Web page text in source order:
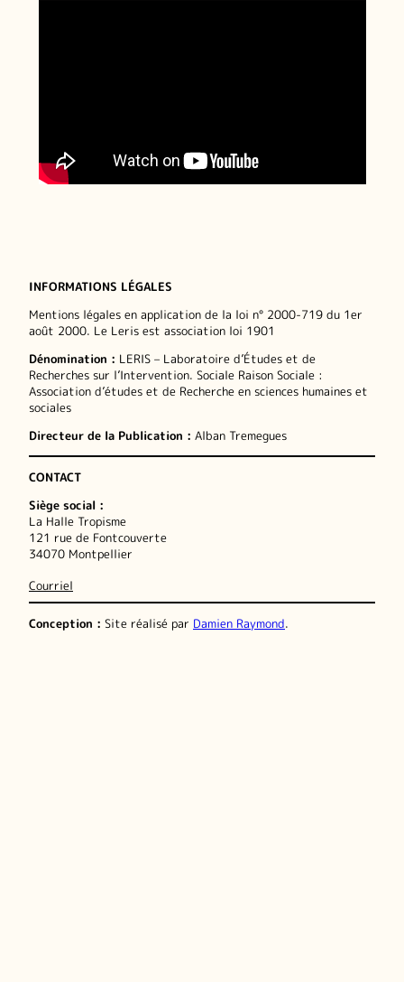
INFORMATIONS LÉGALES
Mentions légales en application de la loi n° 2000-719 du 1er
août 2000. Le Leris est association loi 1901
Dénomination : LERIS – Laboratoire d’Études et de
Recherches sur l’Intervention. Sociale Raison Sociale :
Association d’études et de Recherche en sciences humaines et
sociales
Directeur de la Publication : Alban Tremegues
CONTACT
Siège social :
La Halle Tropisme
121 rue de Fontcouverte
34070 Montpellier
Courriel
Conception : Site réalisé par Damien Raymond.